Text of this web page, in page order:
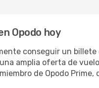
Opodo hoy
conseguir un
amplia oferta de
de Opodo